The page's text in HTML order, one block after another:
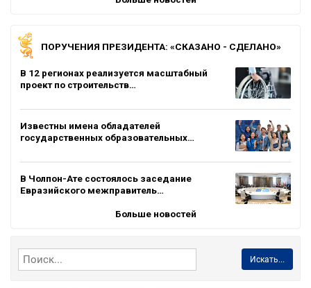
ПОРУЧЕНИЯ ПРЕЗИДЕНТА: «СКАЗАНО - СДЕЛАНО»
В 12 регионах реализуется масштабный
проект по строительств…
Известны имена обладателей
государственных образовательных…
В Чолпон-Ате состоялось заседание
Евразийского межправитель…
Больше новостей
Искать...